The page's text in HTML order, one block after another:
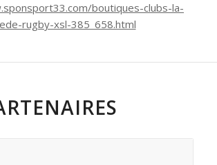
boutiques-clubs-la-
rugby-xsl-385_658.html